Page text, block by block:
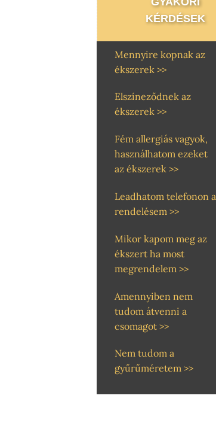
KÉRDÉSEK
Mennyire kopnak az
ékszerek >>
Elszíneződnek az
ékszerek >>
Fém allergiás vagyok,
használhatom ezeket
az ékszerek >>
Leadhatom telefonon a
rendelésem >>
Mikor kapom meg az
ékszert ha most
megrendelem >>
Amennyiben nem
tudom átvenni a
csomagot >>
Nem tudom a
gyűrűméretem >>